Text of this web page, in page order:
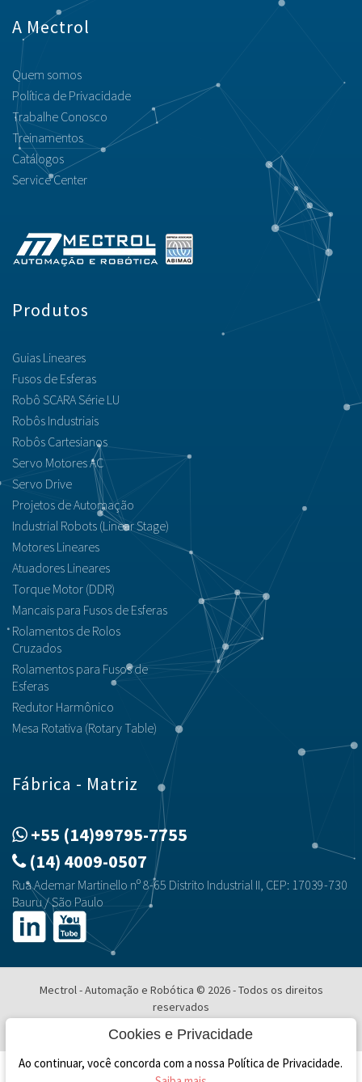
A Mectrol
Quem somos
Política de Privacidade
Trabalhe Conosco
Treinamentos
Catálogos
Service Center
Produtos
Guias Lineares
Fusos de Esferas
Robô SCARA Série LU
Robôs Industriais
Robôs Cartesianos
Servo Motores AC
Servo Drive
Projetos de Automação
Industrial Robots (Linear Stage)
Motores Lineares
Atuadores Lineares
Torque Motor (DDR)
Mancais para Fusos de Esferas
Rolamentos de Rolos
Cruzados
Rolamentos para Fusos de
Esferas
Redutor Harmônico
Mesa Rotativa (Rotary Table)
Fábrica - Matriz
+55 (14)99795-7755
(14) 4009-0507
Rua Ademar Martinello nº 8-65 Distrito Industrial II, CEP: 17039-730
Bauru / São Paulo
Mectrol - Automação e Robótica © 2026 - Todos os direitos
reservados
Desenvolvimento e Hospedagem
Cookies e Privacidade
Ao continuar, você concorda com a nossa Política de Privacidade.